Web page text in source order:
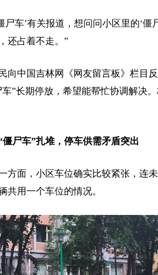
车’有关报道，想问问小区里的‘僵
还占着不走。”
中国吉林网《网友留言板》栏目反
”长期停放，希望能帮忙协调解决
僵尸车”扎堆，停车供需矛盾突出
面，小区车位确实比较紧张，连未
共用一个车位的情况。